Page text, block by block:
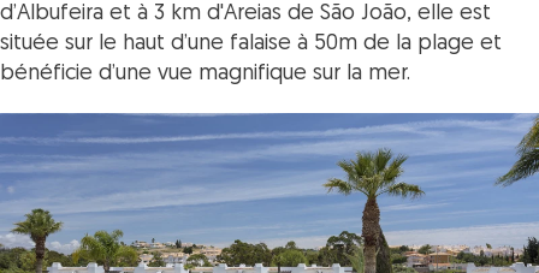
d’Albufeira et à 3 km d'Areias de São João, elle est
située sur le haut d’une falaise à 50m de la plage et
bénéficie d’une vue magnifique sur la mer.